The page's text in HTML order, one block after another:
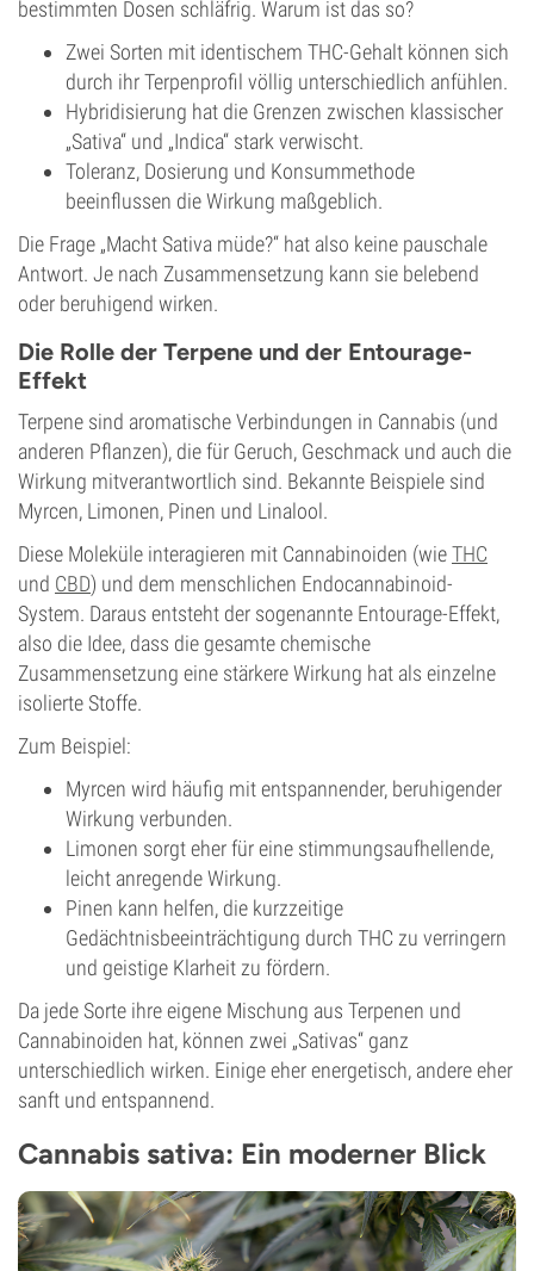
bestimmten Dosen schläfrig. Warum ist das so?
Zwei Sorten mit identischem THC-Gehalt können sich
durch ihr Terpenprofil völlig unterschiedlich anfühlen.
Hybridisierung hat die Grenzen zwischen klassischer
„Sativa“ und „Indica“ stark verwischt.
Toleranz, Dosierung und Konsummethode
beeinflussen die Wirkung maßgeblich.
Die Frage „Macht Sativa müde?“ hat also keine pauschale
Antwort. Je nach Zusammensetzung kann sie belebend
oder beruhigend wirken.
Die Rolle der Terpene und der Entourage-
Effekt
Terpene sind aromatische Verbindungen in Cannabis (und
anderen Pflanzen), die für Geruch, Geschmack und auch die
Wirkung mitverantwortlich sind. Bekannte Beispiele sind
Myrcen, Limonen, Pinen und Linalool.
Diese Moleküle interagieren mit Cannabinoiden (wieTHC
und CBD) und dem menschlichen Endocannabinoid-
System. Daraus entsteht der sogenannte Entourage-Effekt,
also die Idee, dass die gesamte chemische
Zusammensetzung eine stärkere Wirkung hat als einzelne
isolierte Stoffe.
Zum Beispiel:
Myrcen wird häufig mit entspannender, beruhigender
Wirkung verbunden.
Limonen sorgt eher für eine stimmungsaufhellende,
leicht anregende Wirkung.
Pinen kann helfen, die kurzzeitige
Gedächtnisbeeinträchtigung durch THC zu verringern
und geistige Klarheit zu fördern.
Da jede Sorte ihre eigene Mischung aus Terpenen und
Cannabinoiden hat, können zwei „Sativas“ ganz
unterschiedlich wirken. Einige eher energetisch, andere eher
sanft und entspannend.
Cannabis sativa: Ein moderner Blick